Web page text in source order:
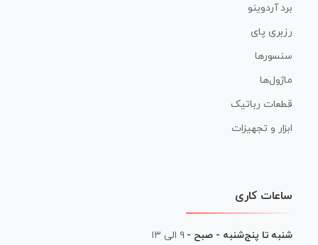
برد آردوینو
رزبری پای
سنسورها
ماژول‌ها
قطعات رباتیک
ابزار و تجهیزات
ساعات کاری
شنبه تا پنج‌شنبه - صبح - ۹ الی ۱۳